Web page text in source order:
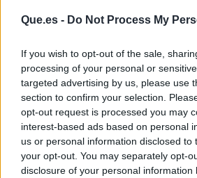
Que.es - Do Not Process My
If you wish to opt-out of the sale,
processing of your personal or
targeted advertising by us, please use
section to confirm your selection.
opt-out request is processed you may
interest-based ads based on personal
us or personal information disclosed to
your opt-out. You may separately opt-
disclosure of your personal information
Publicidad